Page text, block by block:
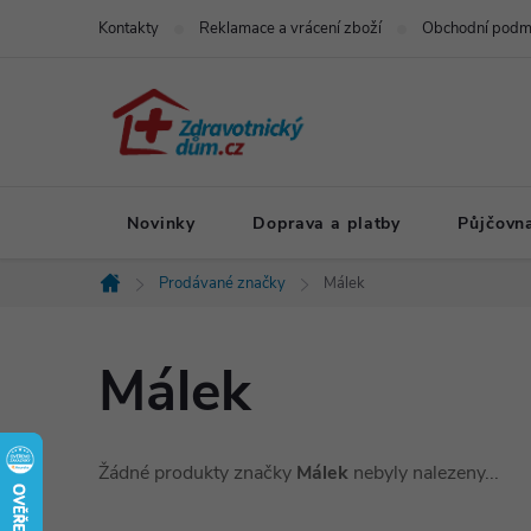
Kontakty Reklamace a vrácení zboží Obchodní
Novinky Doprava a platby
Domů
Prodávané značky Málek
Málek
Žádné produkty značky Málek nebyly nalezeny...